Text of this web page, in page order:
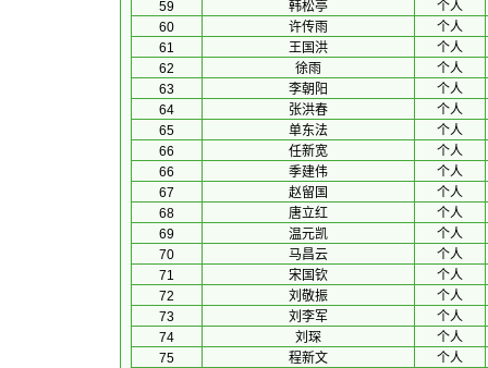
59
韩松亭
个人
60
许传雨
个人
61
王国洪
个人
62
徐雨
个人
63
李朝阳
个人
64
张洪春
个人
65
单东法
个人
66
任新宽
个人
66
季建伟
个人
67
赵留国
个人
68
唐立红
个人
69
温元凯
个人
70
马昌云
个人
71
宋国钦
个人
72
刘敬振
个人
73
刘李军
个人
74
刘琛
个人
75
程新文
个人